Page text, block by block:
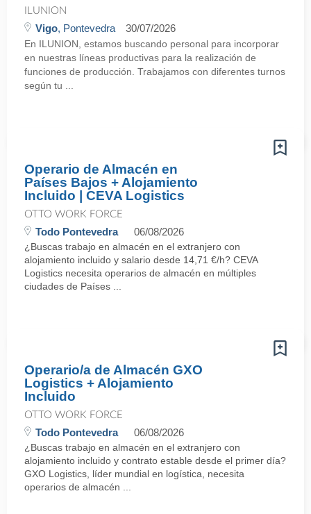
ILUNION
Vigo, Pontevedra 30/07/2026
En ILUNION, estamos buscando personal para incorporar
en nuestras líneas productivas para la realización de
funciones de producción. Trabajamos con diferentes turnos
según tu ...
Operario de Almacén en
Países Bajos + Alojamiento
Incluido | CEVA Logistics
OTTO WORK FORCE
Todo Pontevedra 06/08/2026
¿Buscas trabajo en almacén en el extranjero con
alojamiento incluido y salario desde 14,71 €/h? CEVA
Logistics necesita operarios de almacén en múltiples
ciudades de Países ...
Operario/a de Almacén GXO
Logistics + Alojamiento
Incluido
OTTO WORK FORCE
Todo Pontevedra 06/08/2026
¿Buscas trabajo en almacén en el extranjero con
alojamiento incluido y contrato estable desde el primer día?
GXO Logistics, líder mundial en logística, necesita
operarios de almacén ...